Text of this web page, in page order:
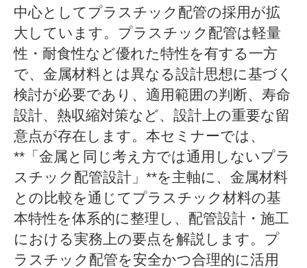
中心としてプラスチック配管の採用が拡
大しています。プラスチック配管は軽量
性・耐食性など優れた特性を有する一方
で、金属材料とは異なる設計思想に基づく
検討が必要であり、適用範囲の判断、寿命
設計、熱収縮対策など、設計上の重要な留
意点が存在します。本セミナーでは、
**「金属と同じ考え方では通用しないプラ
スチック配管設計」**を主軸に、金属材料
との比較を通じてプラスチック材料の基
本特性を体系的に整理し、配管設計・施工
における実務上の要点を解説します。プ
ラスチック配管を安全かつ合理的に活用